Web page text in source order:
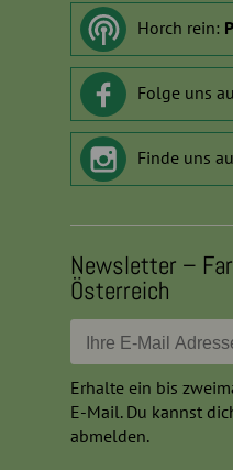
Horch rein:
Folge uns
Finde uns
Newsletter –
Österreich
Erhalte ein bis
E-Mail. Du kannst
abmelden.